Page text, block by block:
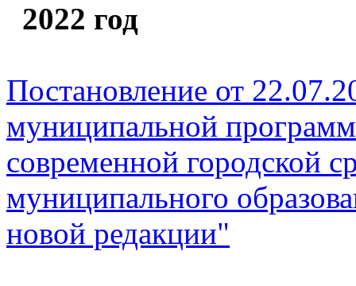
2022 год
Постановление от
муниципальной
современной городской
муниципального
новой редакции"